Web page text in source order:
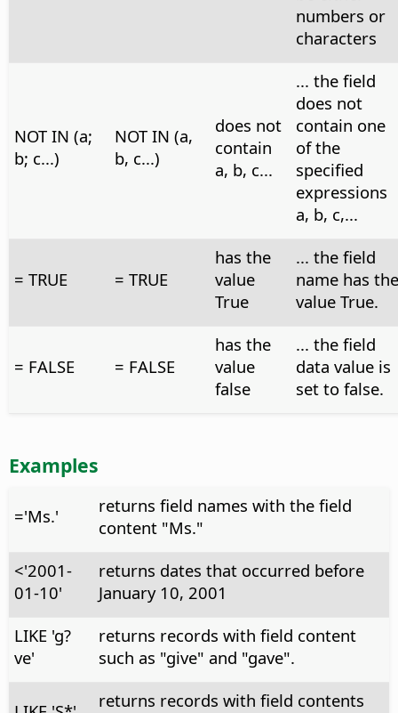
numbers or
characters
NOT IN (a;
b; c...)
NOT IN (a,
b, c...)
does not
contain
a, b, c...
... the field
does not
contain one
of the
specified
expressions
a, b, c,...
= TRUE = TRUE
has the
value
True
... the field
name has the
value True.
= FALSE = FALSE
has the
value
false
... the field
data value is
set to false.
Examples
='Ms.'
returns field names with the field
content "Ms."
<'2001-
01-10'
returns dates that occurred before
January 10, 2001
LIKE 'g?
ve'
returns records with field content
such as "give" and "gave".
returns records with field contents